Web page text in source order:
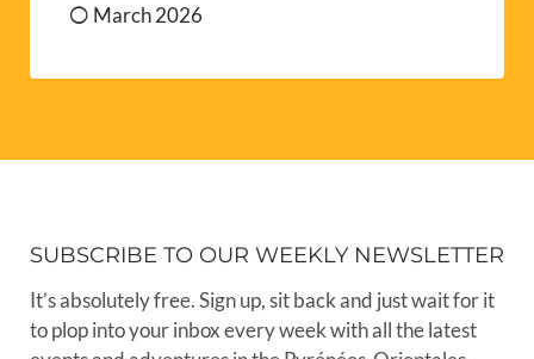
March 2026
SUBSCRIBE TO OUR WEEKLY NEWSLETTER
It’s absolutely free. Sign up, sit back and just wait for it
to plop into your inbox every week with all the latest